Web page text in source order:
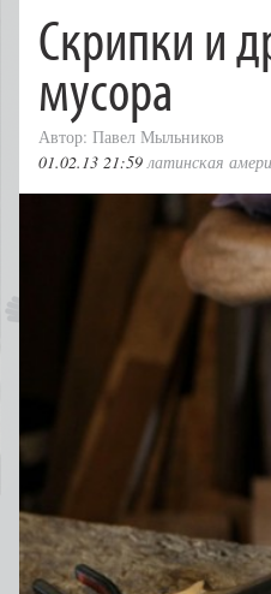
Скрипки и
мусора
Автор: Павел Мыльников
01.02.13 21:59 латинская